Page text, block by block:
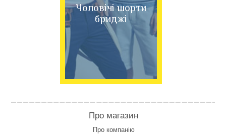
Чоловічі шорти
бриджі
Про магазин
Про компанію